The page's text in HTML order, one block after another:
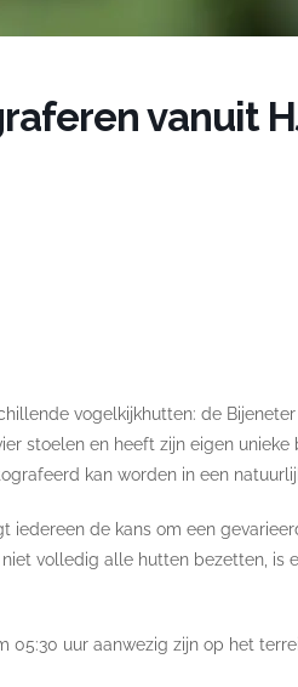
vanuit
vogelkijkhutten: de
stoelen en heeft zijn eigen
kan worden in een
de kans om een
volledig alle hutten bezetten, is
05:30 uur aanwezig zijn op het